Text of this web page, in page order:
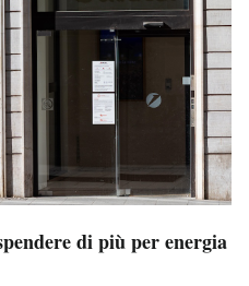
di più per energia